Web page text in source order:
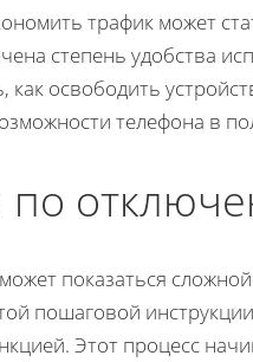
трафик может
степень удобства
освободить
телефона в
по
показаться
пошаговой
Этот процесс